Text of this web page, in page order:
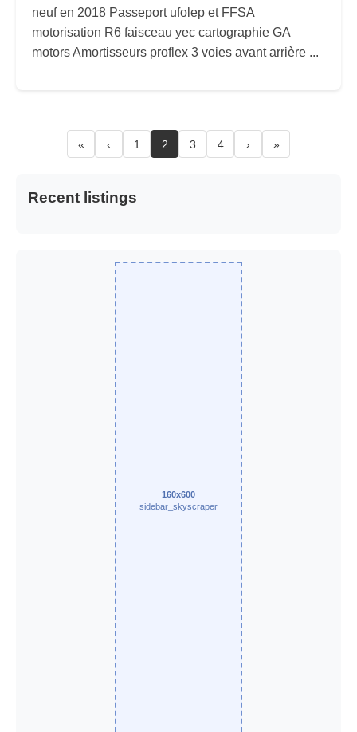
neuf en 2018 Passeport ufolep et FFSA
motorisation R6 faisceau yec cartographie GA
motors Amortisseurs proflex 3 voies avant arrière ...
« ‹ 1 2 3 4 › »
Recent listings
160x600
sidebar_skyscraper